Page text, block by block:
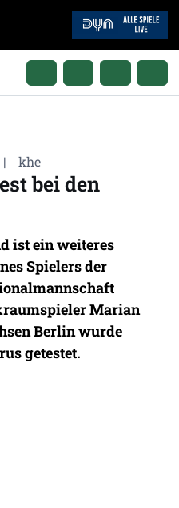
| khe
bei den
ist ein weiteres
Spielers der
Marian
Berlin wurde
getestet.